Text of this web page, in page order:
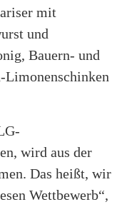
mit
und
Bauern- und
Limonenschinken
wird aus der
Das heißt, wir
Wettbewerb“,